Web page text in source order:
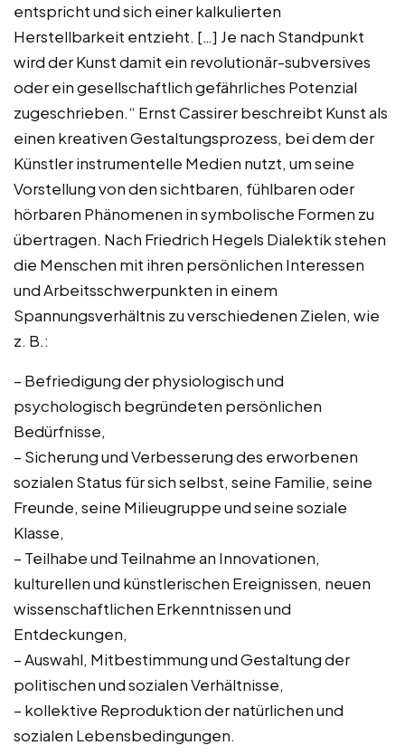
entspricht und sich einer kalkulierten
Herstellbarkeit entzieht. […] Je nach Standpunkt
wird der Kunst damit ein revolutionär-subversives
oder ein gesellschaftlich gefährliches Potenzial
zugeschrieben.“ Ernst Cassirer beschreibt Kunst als
einen kreativen Gestaltungsprozess, bei dem der
Künstler instrumentelle Medien nutzt, um seine
Vorstellung von den sichtbaren, fühlbaren oder
hörbaren Phänomenen in symbolische Formen zu
übertragen. Nach Friedrich Hegels Dialektik stehen
die Menschen mit ihren persönlichen Interessen
und Arbeitsschwerpunkten in einem
Spannungsverhältnis zu verschiedenen Zielen, wie
z. B.:
– Befriedigung der physiologisch und
psychologisch begründeten persönlichen
Bedürfnisse,
– Sicherung und Verbesserung des erworbenen
sozialen Status für sich selbst, seine Familie, seine
Freunde, seine Milieugruppe und seine soziale
Klasse,
– Teilhabe und Teilnahme an Innovationen,
kulturellen und künstlerischen Ereignissen, neuen
wissenschaftlichen Erkenntnissen und
Entdeckungen,
– Auswahl, Mitbestimmung und Gestaltung der
politischen und sozialen Verhältnisse,
– kollektive Reproduktion der natürlichen und
sozialen Lebensbedingungen.